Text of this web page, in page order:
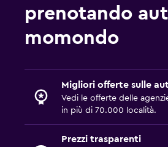
prenotando
momondo
Migliori offerte sulle
Vedi le offerte delle
in più di 70.000 località.
Prezzi trasparenti